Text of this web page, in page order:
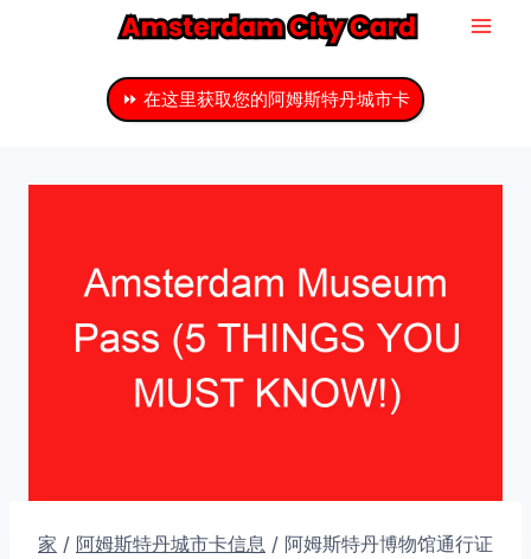
⏩ 在这里获取您的阿姆斯特丹城市卡
家 / 阿姆斯特丹城市卡信息 / 阿姆斯特丹博物馆通行证